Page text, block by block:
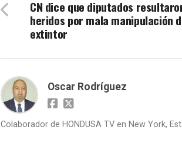
CN dice que diputados
heridos por mala manipulación
extintor
Oscar Rodríguez
Colaborador de HONDUSA TV en New York,